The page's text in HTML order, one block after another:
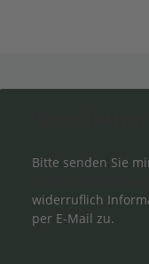
Bitte senden Sie
widerruflich
per E-Mail zu.